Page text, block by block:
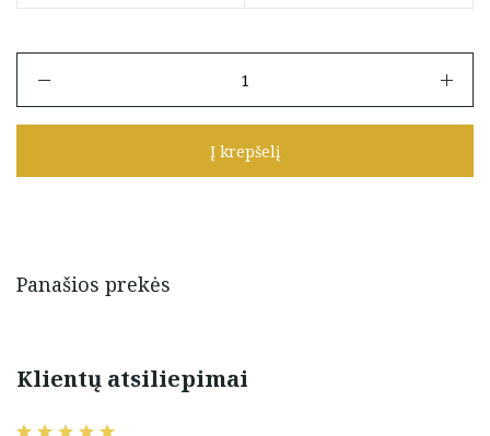
Auksinė
cirkoniais
Į krepšelį
Panašios prekės
Klientų atsiliepimai